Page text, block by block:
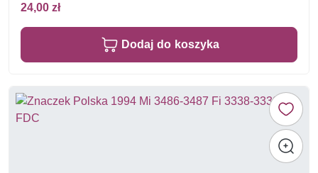
24,00 zł
Dodaj do koszyka